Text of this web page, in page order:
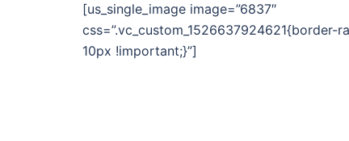
[us_single_image image=”6837″
css=”.vc_custom_1526637924621{border-
10px !important;}”]